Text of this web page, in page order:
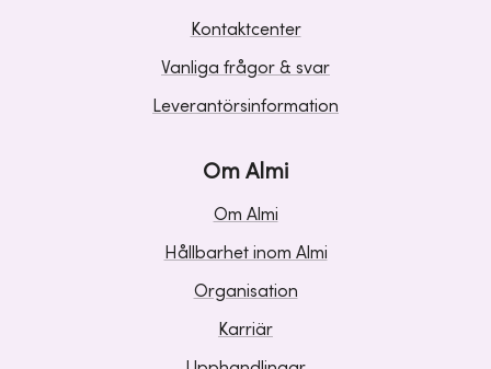
Kontaktcenter
Vanliga frågor & svar
Leverantörsinformation
Om Almi
Om Almi
Hållbarhet inom Almi
Organisation
Karriär